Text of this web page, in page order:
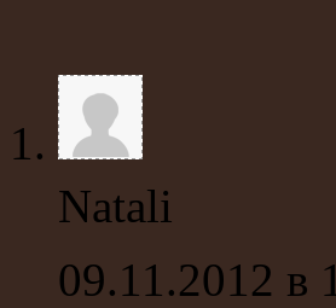
Natali
09.11.2012 в